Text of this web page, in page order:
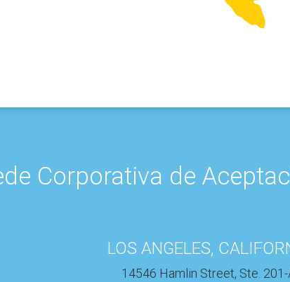
Corporativa de
LOS ANGELES,
14546 Hamlin Street, Ste. 201-